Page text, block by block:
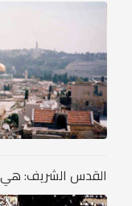
القدس الشريف: هي